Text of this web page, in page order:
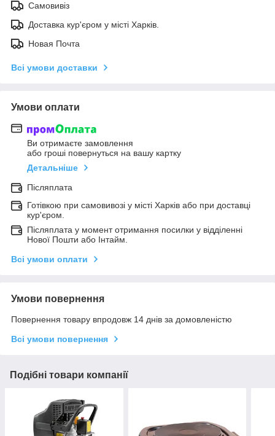
Самовивіз
Доставка кур'єром у місті Харків.
Новая Почта
Всі умови доставки
Умови оплати
Ви отримаєте замовлення
або гроші повернуться на вашу картку
Детальніше
Післяплата
Готівкою при самовивозі у місті Харків або при доставці
кур'єром.
Післяплата у момент отримання посилки у відділенні
Нової Пошти або Інтайм.
Всі умови оплати
Умови повернення
Повернення товару впродовж 14 днів за домовленістю
Всі умови повернення
Подібні товари компанії